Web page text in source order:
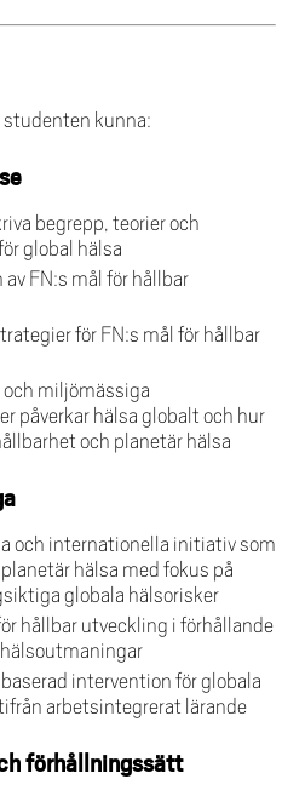
kunna:
begrepp, teorier och
global hälsa
FN:s mål för hållbar
för FN:s mål för hållbar
och miljömässiga
påverkar hälsa globalt och hur
och planetär hälsa
och internationella initiativ som
hälsa med fokus på
globala hälsorisker
hållbar utveckling i förhållande
intervention för globala
arbetsintegrerat lärande
förhållningssätt